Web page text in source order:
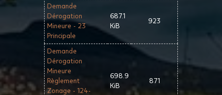
Demande
Dérogation
Mineure - 23
Principale
687.1
KiB
923
Demande
Dérogation
Mineure
Règlement
Zonage - 124-
698.9
KiB
871